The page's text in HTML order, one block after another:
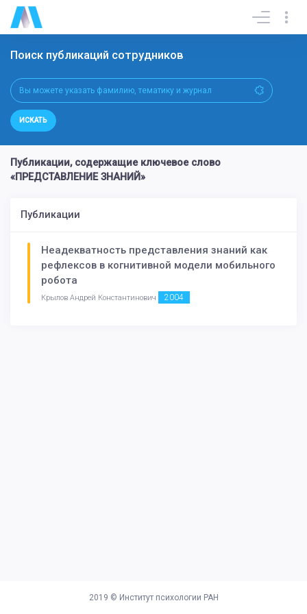
Поиск публикаций сотрудников
ИСКАТЬ
Публикации, содержащие ключевое слово
«ПРЕДСТАВЛЕНИЕ ЗНАНИЙ»
Публикации
Неадекватность представления знаний как
рефлексов в когнитивной модели мобильного
робота
Крылов Андрей Константинович 2004
2019 © Институт психологии РАН